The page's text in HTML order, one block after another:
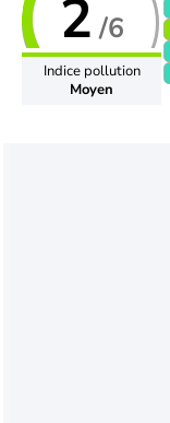
2 /6
Indice pollution
Moyen